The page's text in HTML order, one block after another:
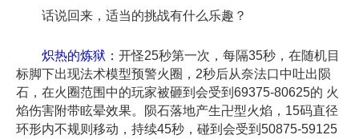
话说回来，适当的挑战有什么乐趣？
炽热的炼狱： 开怪25秒第一次，每隔35秒，在随机目
标脚下出现法术模型预警火圈，2秒后从奈法口中吐出陨
石，在火圈范围中的玩家被砸到会受到69375-80625的 火
焰伤害附带眩晕效果。陨石落地产生卍型火焰，15码直径
环形内不规则移动，持续45秒，碰到会受到50875-59125